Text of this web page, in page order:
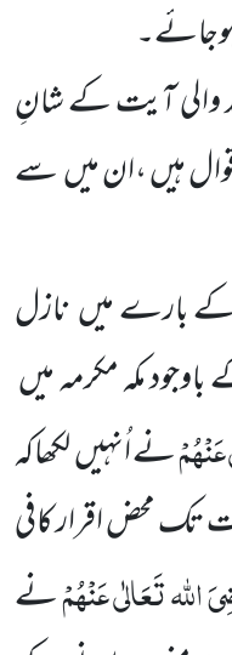
ہوجائے۔
آیت کے شانِ
ہیں ،ان میںسے
بارے میںنازل
مکہ مکرمہ میں
نے اُنہیںلکھاکہ
محض اقرار کافی
اللہ تَعَالٰی عَنْہُمْنے